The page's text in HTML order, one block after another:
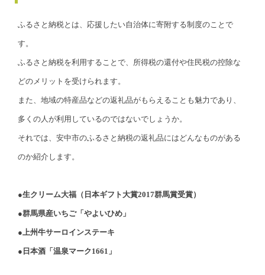
ふるさと納税とは、応援したい自治体に寄附する制度のことで
す。
ふるさと納税を利用することで、所得税の還付や住民税の控除な
どのメリットを受けられます。
また、地域の特産品などの返礼品がもらえることも魅力であり、
多くの人が利用しているのではないでしょうか。
それでは、安中市のふるさと納税の返礼品にはどんなものがある
のか紹介します。
●生クリーム大福（日本ギフト大賞2017群馬賞受賞）
●群馬県産いちご「やよいひめ」
●上州牛サーロインステーキ
●日本酒「温泉マーク1661」